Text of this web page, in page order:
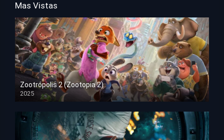
Mas Vistas
Zootrópolis 2 (Zootopia 2)
2025
HD 1080p